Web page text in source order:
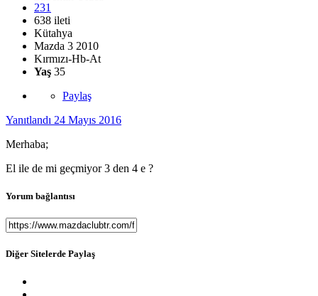
231
638 ileti
Kütahya
Mazda 3 2010
Kırmızı-Hb-At
Yaş 35
Paylaş
Yanıtlandı 24 Mayıs 2016
Merhaba;
El ile de mi geçmiyor 3 den 4 e ?
Yorum bağlantısı
Diğer Sitelerde Paylaş